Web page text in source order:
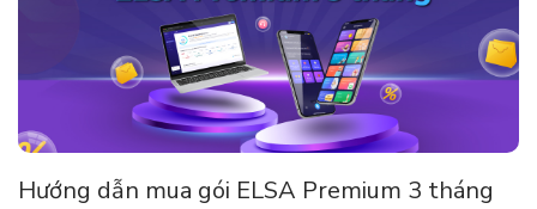
Hướng dẫn mua gói ELSA Premium 3 tháng